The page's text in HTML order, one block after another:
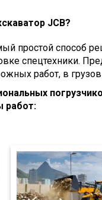
JCB?
простой способ
спецтехники.
работ, в
работ: